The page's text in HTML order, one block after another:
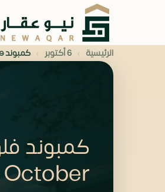
الرئيسية › 6 أكتوبر › كمبوند Flw Residence أكتوبر